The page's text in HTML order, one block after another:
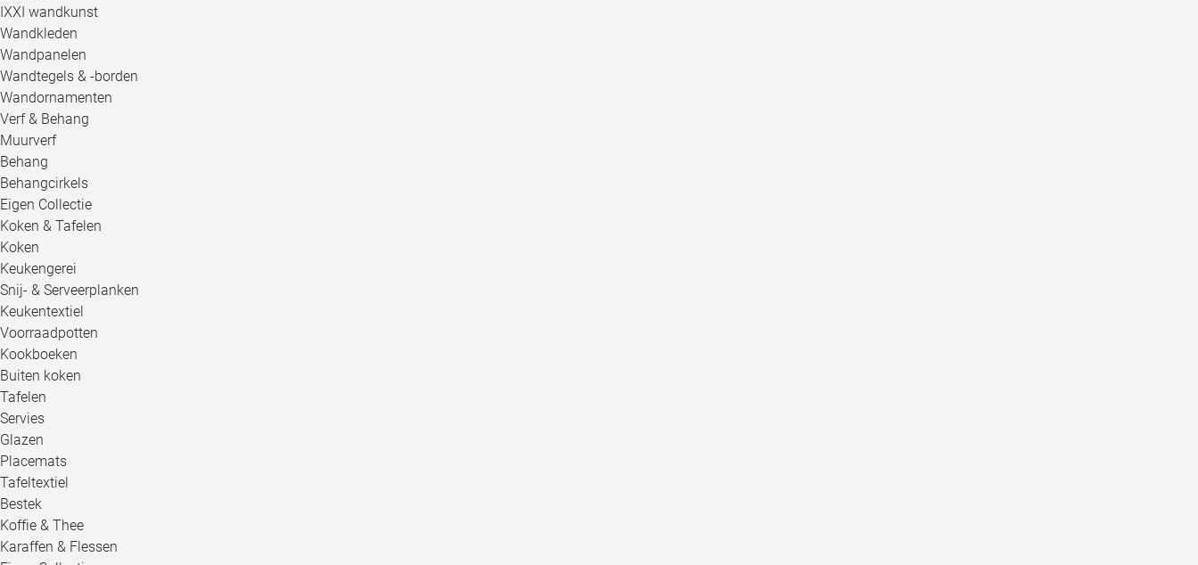
IXXI wandkunst
Wandkleden
Wandpanelen
Wandtegels & -borden
Wandornamenten
Verf & Behang
Muurverf
Behang
Behangcirkels
Eigen Collectie
Koken & Tafelen
Koken
Keukengerei
Snij- & Serveerplanken
Keukentextiel
Voorraadpotten
Kookboeken
Buiten koken
Tafelen
Servies
Glazen
Placemats
Tafeltextiel
Bestek
Koffie & Thee
Karaffen & Flessen